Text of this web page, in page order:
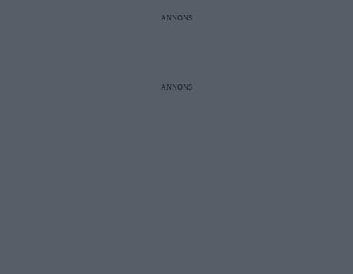
ANNONS
ANNONS